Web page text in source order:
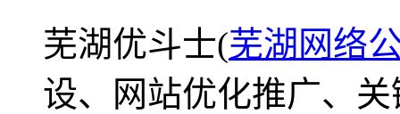
芜湖优斗士(芜湖网络
设、网站优化推广、